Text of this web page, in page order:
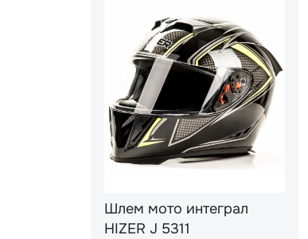
Шлем мото интеграл
HIZER J 5311